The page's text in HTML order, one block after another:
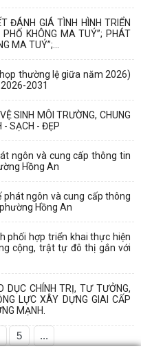
ĐÁNH GIÁ TÌNH HÌNH TRIỂN
KHÔNG MA TUÝ”; PHÁT
MA TUÝ”;...
thường lệ giữa năm 2026)
2031
SINH MÔI TRƯỜNG, CHUNG
- SẠCH - ĐẸP
ngôn và cung cấp thông tin
Hồng An
phát ngôn và cung cấp thông
Hồng An
phối hợp triển khai thực hiện
cộng, trật tự đô thị gắn với
DỤC CHÍNH TRỊ, TƯ TƯỞNG,
LỰC XÂY DỰNG GIAI CẤP
MẠNH.
5 ...